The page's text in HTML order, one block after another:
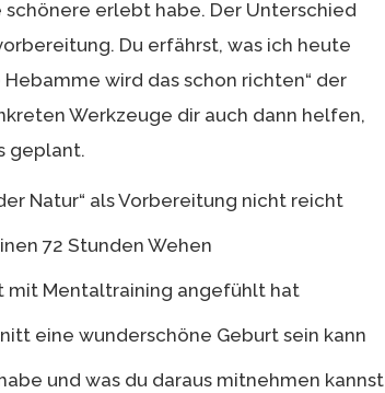
erlebt habe. Der Unterschied
Du erfährst, was ich heute
wird das schon richten“ der
Werkzeuge dir auch dann helfen,
geplant.
Natur“ als Vorbereitung nicht reicht
72 Stunden Wehen
mit Mentaltraining angefühlt hat
eine wunderschöne Geburt sein kann
und was du daraus mitnehmen kannst